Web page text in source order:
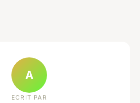
A
ECRIT PAR